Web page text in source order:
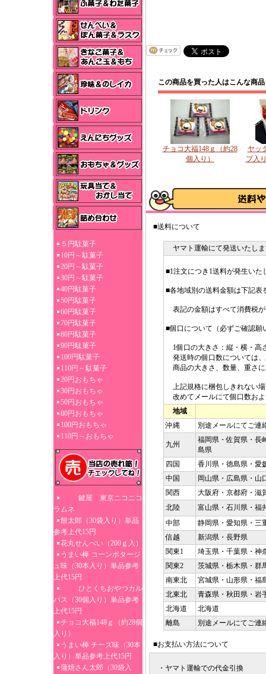
５円駄菓子
10円～駄菓子
20円～駄菓子
30円～駄菓子
40円駄菓子
50円駄菓子
60円駄菓子
70円駄菓子
80円駄菓子
90円駄菓子
100円駄菓子
110円～駄菓子
20円おもちゃ
30円おもちゃ
50円おもちゃ
80円おもちゃ
100円おもちゃ
110円～おもちゃ
鍵屋 東京ニコニコ
ラムネ
餅太郎（30袋入り）単品
参考上代15円
花丸せんべい（200ｇ入）
うまい棒 コーンポタージ
ュ味（30本入り）単品参考
上代15円
ひとくちおやつカル
パス（30個入り）単品参考
上代15円
チョコ大福148ｇ（約28個
入り）
うまい棒 チーズ味（30本
入り）単品参考上代15円
蒲焼さん太郎（30袋入
この商品を買った人はこんな商
チョコ大福148ｇ（約28
個入り）
ヤッ
プ入
■送料について
ヤマト運輸にて発送いたし
■1注文につき1送料が発生いた
■各地域別の送料金額は下記表
表記の金額はすべて消費税
■個口について（必ずご確認願
1個口の大きさ：縦・横・高
発送時の個口数については
商品の大きさ、数量、重さ
上記規格に梱包しきれない
改めてメールにて個口数お
地域
沖縄
別途メールにてご連
九州
福岡県・佐賀県・長
島県
四国
香川県・徳島県・愛
中国
岡山県・広島県・山
関西
大阪府・京都府・滋
北陸
富山県・石川県・福
中部
静岡県・愛知県・三
信越
新潟県・長野県
関東1
埼玉県・千葉県・神
関東2
茨城県・栃木県・群
南東北
宮城県・山形県・福
北東北
青森県・秋田県・岩
北海道
北海道
離島
別途メールにてご連
■お支払い方法について
・ヤマト運輸での代金引換